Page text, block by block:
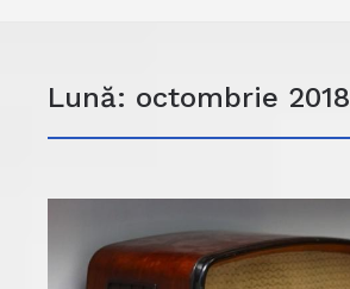
Lună: octombrie 2018